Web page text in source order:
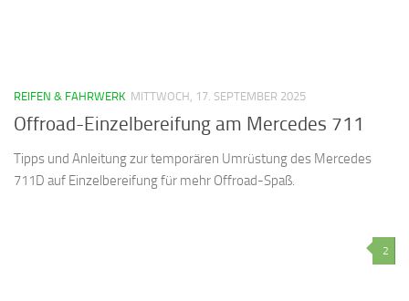
REIFEN & FAHRWERK MITTWOCH, 17. SEPTEMBER 2025
Offroad-Einzelbereifung am Mercedes 711
Tipps und Anleitung zur temporären Umrüstung des Mercedes
711D auf Einzelbereifung für mehr Offroad-Spaß.
2